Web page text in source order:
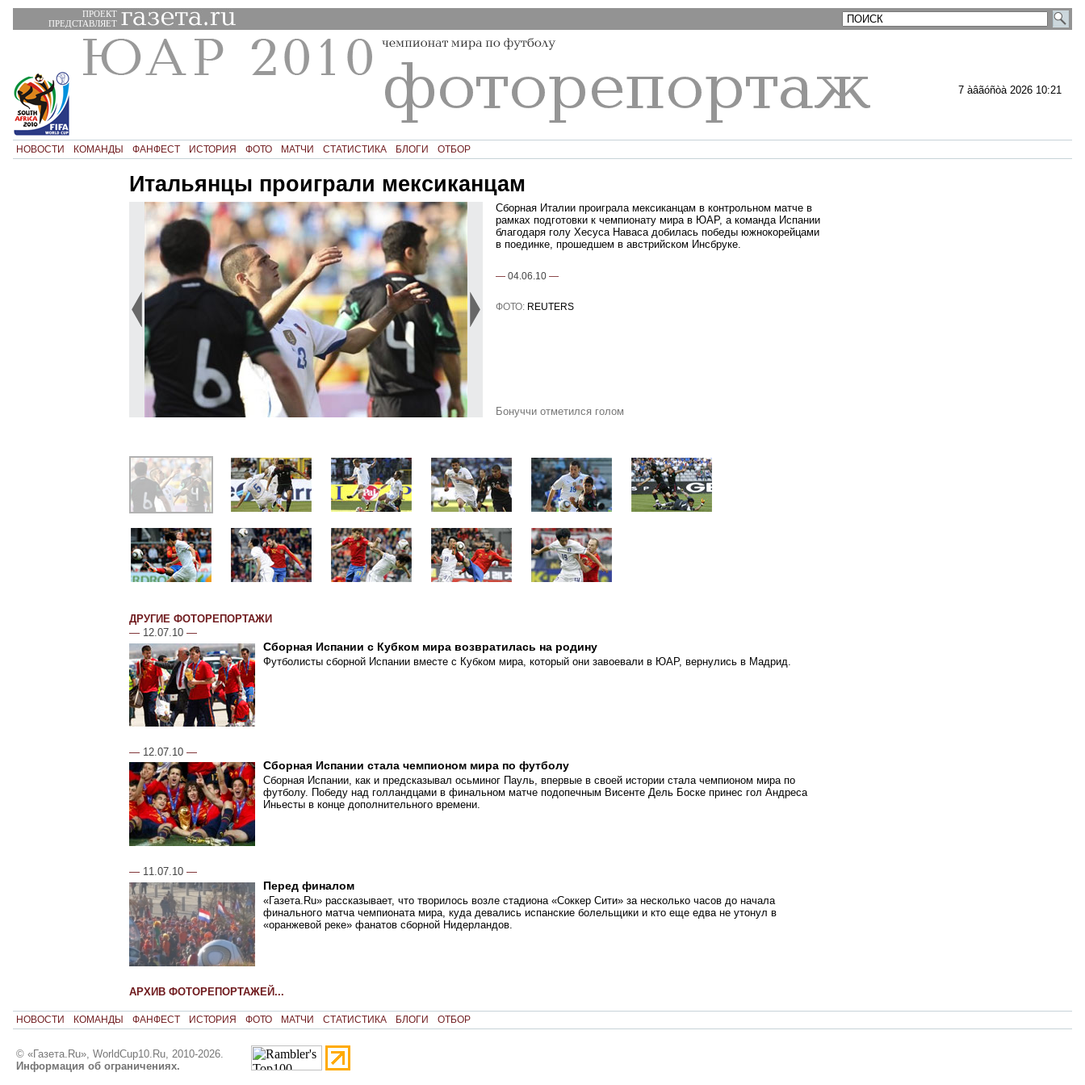
ПРОЕКТ
ПРЕДСТАВЛЯЕТ
7 àâãóñòà 2026 10:21
НОВОСТИ КОМАНДЫ ФАНФЕСТ ИСТОРИЯ ФОТО МАТЧИ СТАТИСТИКА БЛОГИ ОТБОР
Итальянцы проиграли мексиканцам
Сборная Италии проиграла мексиканцам в контрольном матче в
рамках подготовки к чемпионату мира в ЮАР, а команда Испании
благодаря голу Хесуса Наваса добилась победы южнокорейцами
в поединке, прошедшем в австрийском Инсбруке.
—04.06.10 —
ФОТО: REUTERS
Бонуччи отметился голом
ДРУГИЕ ФОТОРЕПОРТАЖИ
— 12.07.10 —
Сборная Испании с Кубком мира возвратилась на родину
Футболисты сборной Испании вместе с Кубком мира, который они завоевали в ЮАР, вернулись в Мадрид.
— 12.07.10 —
Сборная Испании стала чемпионом мира по футболу
Сборная Испании, как и предсказывал осьминог Пауль, впервые в своей истории стала чемпионом мира по
футболу. Победу над голландцами в финальном матче подопечным Висенте Дель Боске принес гол Андреса
Иньесты в конце дополнительного времени.
— 11.07.10 —
Перед финалом
«Газета.Ru» рассказывает, что творилось возле стадиона «Соккер Сити» за несколько часов до начала
финального матча чемпионата мира, куда девались испанские болельщики и кто еще едва не утонул в
«оранжевой реке» фанатов сборной Нидерландов.
АРХИВ ФОТОРЕПОРТАЖЕЙ...
НОВОСТИ КОМАНДЫ ФАНФЕСТ ИСТОРИЯ ФОТО МАТЧИ СТАТИСТИКА БЛОГИ ОТБОР
© «Газета.Ru», WorldCup10.Ru, 2010-2026.
Информация об ограничениях.